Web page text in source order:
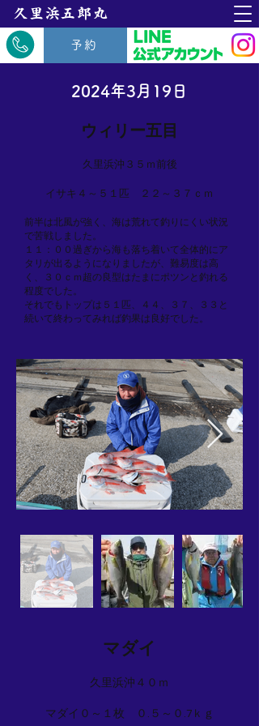
​久里浜五郎丸
予約
2024年3月19日
ウィリー五目
久里浜沖３５ｍ前後
イサキ４～５１匹 ２２～３７ｃｍ
前半は北風が強く、海は荒れて釣りにくい状況
で苦戦しました。
１１：００過ぎから海も落ち着いて全体的にア
タリが出るようになりましたが、難易度は高
く、３０ｃｍ超の良型はたまにポツンと釣れる
程度でした。
それでもトップは５１匹、４４、３７、３３と
続いて終わってみれば釣果は良好でした。
マダイ
久里浜沖４０ｍ
マダイ０～１枚 ０.５～０.7ｋｇ